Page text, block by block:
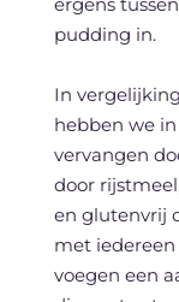
pudding in.
In
hebben we
vervangen
door
en glutenvrij
met
voegen een